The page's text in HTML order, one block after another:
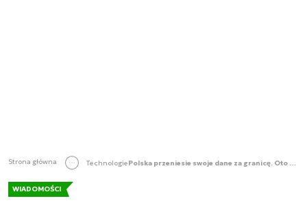
Strona główna Technologie Polska przeniesie swoje dane za granicę. Oto czym są cyfrowe ambasady
WIADOMOŚCI